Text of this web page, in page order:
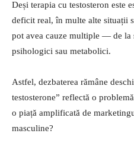
Deși terapia cu testosteron este
deficit real, în multe alte situații
pot avea cauze multiple — de la
psihologici sau metabolici.
Astfel, dezbaterea rămâne
testosterone” reflectă o
o piață amplificată de
masculine?